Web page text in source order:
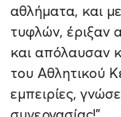
αθλήματα, και
τυφλών, έριξαν
και απόλαυσαν
του Αθλητικού
εμπειρίες,